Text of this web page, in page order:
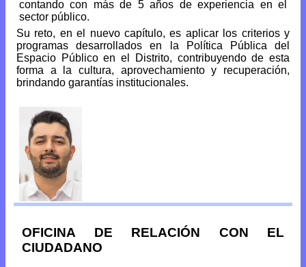
contando con más de 5 años de experiencia en el
sector público.
Su reto, en el nuevo capítulo, es aplicar los criterios y
programas desarrollados en la Política Pública del
Espacio Público en el Distrito, contribuyendo de esta
forma a la cultura, aprovechamiento y recuperación,
brindando garantías institucionales.
OFICINA DE RELACIÓN CON EL
CIUDADANO